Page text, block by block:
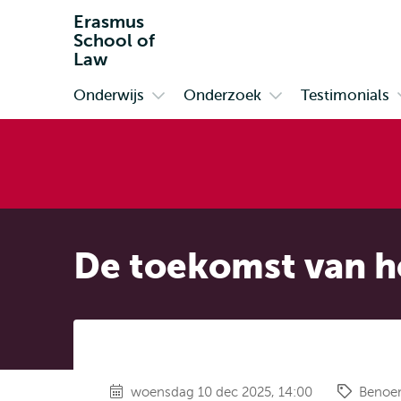
Erasmus
School of
Law
Primair
Onderwijs Onderzoek Testimonials
De toekomst van
woensdag 10 dec 2025, 14:00